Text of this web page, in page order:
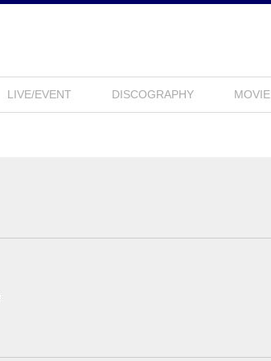
LIVE/EVENT DISCOGRAPHY MOVIE